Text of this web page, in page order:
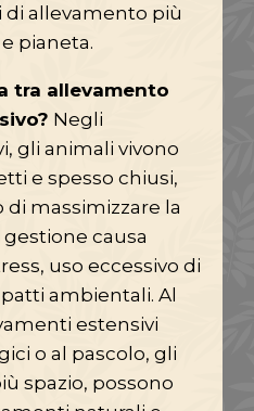
di allevamento più
pianeta.
tra allevamento
Negli
gli animali vivono
e spesso chiusi,
di massimizzare la
causa
uso eccessivo di
ambientali. Al
estensivi
o al pascolo, gli
spazio, possono